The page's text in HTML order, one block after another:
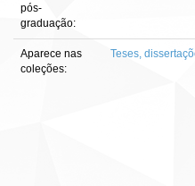
pós-
graduação:
Aparece nas
coleções:
Teses,